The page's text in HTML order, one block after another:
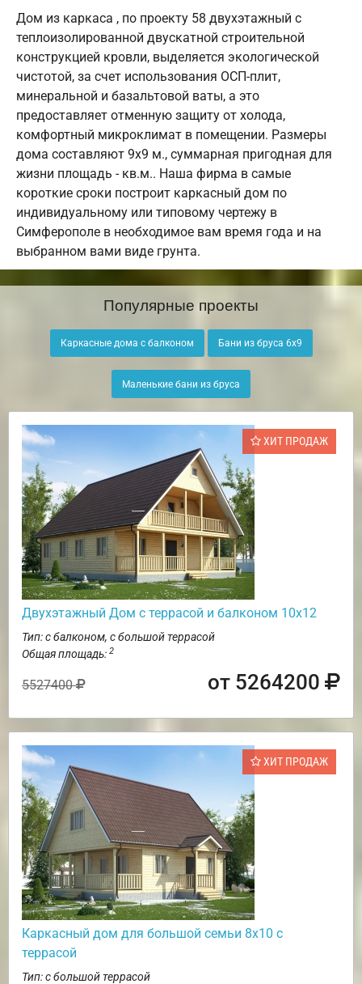
Дом из каркаса , по проекту 58 двухэтажный с
теплоизолированной двускатной строительной
конструкцией кровли, выделяется экологической
чистотой, за счет использования ОСП-плит,
минеральной и базальтовой ваты, а это
предоставляет отменную защиту от холода,
комфортный микроклимат в помещении. Размеры
дома составляют 9х9 м., суммарная пригодная для
жизни площадь - кв.м.. Наша фирма в самые
короткие сроки построит каркасный дом по
индивидуальному или типовому чертежу в
Симферополе в необходимое вам время года и на
выбранном вами виде грунта.
Популярные проекты
Каркасные дома с балконом Бани из бруса 6х9
Маленькие бани из бруса
ХИТ ПРОДАЖ
Двухэтажный Дом с террасой и балконом 10х12
Тип: с балконом, с большой террасой
Общая площадь: 2
5527400 от 5264200
ХИТ ПРОДАЖ
Каркасный дом для большой семьи 8х10 с
террасой
Тип: с большой террасой